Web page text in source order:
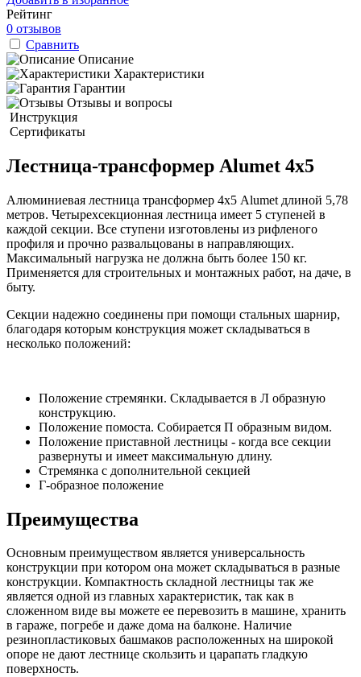
Рейтинг
0 отзывов
Сравнить
Описание
Характеристики
Гарантии
Отзывы и вопросы
Инструкция
Сертификаты
Лестница-трансформер Alumet 4х5
Алюминиевая лестница трансформер 4х5 Alumet длиной 5,78
метров. Четырехсекционная лестница имеет 5 ступеней в
каждой секции. Все ступени изготовлены из рифленого
профиля и прочно развальцованы в направляющих.
Максимальный нагрузка не должна быть более 150 кг.
Применяется для строительных и монтажных работ, на даче, в
быту.
Секции надежно соединены при помощи стальных шарнир,
благодаря которым конструкция может складываться в
несколько положений:
Положение стремянки. Складывается в Л образную
конструкцию.
Положение помоста. Собирается П образным видом.
Положение приставной лестницы - когда все секции
развернуты и имеет максимальную длину.
Стремянка с дополнительной секцией
Г-образное положение
Преимущества
Основным преимуществом является универсальность
конструкции при котором она может складываться в разные
конструкции. Компактность складной лестницы так же
является одной из главных характеристик, так как в
сложенном виде вы можете ее перевозить в машине, хранить
в гараже, погребе и даже дома на балконе. Наличие
резинопластиковых башмаков расположенных на широкой
опоре не дают лестнице скользить и царапать гладкую
поверхность.